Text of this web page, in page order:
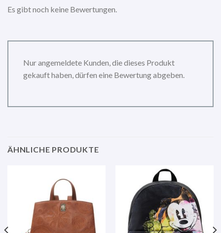
Es gibt noch keine Bewertungen.
Nur angemeldete Kunden, die dieses Produkt
gekauft haben, dürfen eine Bewertung abgeben.
ÄHNLICHE PRODUKTE